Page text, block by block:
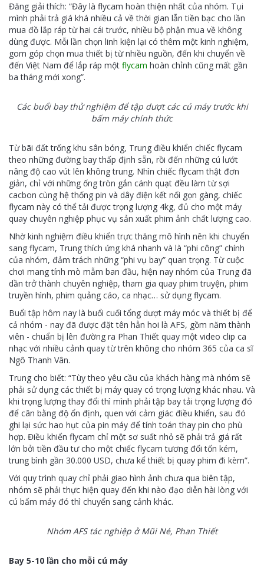
Đăng giải thích: “Đây là flycam hoàn thiện nhất của nhóm. Tụi
mình phải trả giá khá nhiều cả về thời gian lẫn tiền bạc cho lần
mua đồ lắp ráp từ hai cái trước, nhiều bộ phận mua về không
dùng được. Mỗi lần chọn linh kiện lại có thêm một kinh nghiệm,
gom góp chọn mua thiết bị từ nhiều nguồn, đến khi chuyển về
đến Việt Nam để lắp ráp một flycam hoàn chỉnh cũng mất gần
ba tháng mới xong”.
Các buổi bay thử nghiệm để tập dượt các cú máy trước khi
bấm máy chính thức
Từ bãi đất trống khu sân bóng, Trung điều khiển chiếc flycam
theo những đường bay thấp định sẵn, rồi đến những cú lướt
nâng độ cao vút lên không trung. Nhìn chiếc flycam thật đơn
giản, chỉ với những ống tròn gắn cánh quạt đều làm từ sợi
cacbon cùng hệ thống pin và dây điện kết nối gọn gàng, chiếc
flycam này có thể tải được trọng lượng 4kg, đủ cho một máy
quay chuyên nghiệp phục vụ sản xuất phim ảnh chất lượng cao.
Nhờ kinh nghiệm điều khiển trực thăng mô hình nên khi chuyển
sang flycam, Trung thích ứng khá nhanh và là “phi công” chính
của nhóm, đảm trách những “phi vụ bay” quan trọng. Từ cuộc
chơi mang tính mò mẫm ban đầu, hiện nay nhóm của Trung đã
dần trở thành chuyên nghiệp, tham gia quay phim truyện, phim
truyền hình, phim quảng cáo, ca nhạc… sử dụng flycam.
Buổi tập hôm nay là buổi cuối tổng dượt máy móc và thiết bị để
cả nhóm - nay đã được đặt tên hẳn hoi là AFS, gồm năm thành
viên - chuẩn bị lên đường ra Phan Thiết quay một video clip ca
nhạc với nhiều cảnh quay từ trên không cho nhóm 365 của ca sĩ
Ngô Thanh Vân.
Trung cho biết: “Tùy theo yêu cầu của khách hàng mà nhóm sẽ
phải sử dụng các thiết bị máy quay có trọng lượng khác nhau. Và
khi trọng lượng thay đổi thì mình phải tập bay tải trọng lượng đó
để cân bằng độ ổn định, quen với cảm giác điều khiển, sau đó
ghi lại sức hao hụt của pin máy để tính toán thay pin cho phù
hợp. Điều khiển flycam chỉ một sơ suất nhỏ sẽ phải trả giá rất
lớn bởi tiền đầu tư cho một chiếc flycam tương đối tốn kém,
trung bình gần 30.000 USD, chưa kể thiết bị quay phim đi kèm”.
Với quy trình quay chỉ phải giao hình ảnh chưa qua biên tập,
nhóm sẽ phải thực hiện quay đến khi nào đạo diễn hài lòng với
cú bấm máy đó thì chuyển sang cảnh khác.
Nhóm AFS tác nghiệp ở Mũi Né, Phan Thiết
Bay 5-10 lần cho mỗi cú máy